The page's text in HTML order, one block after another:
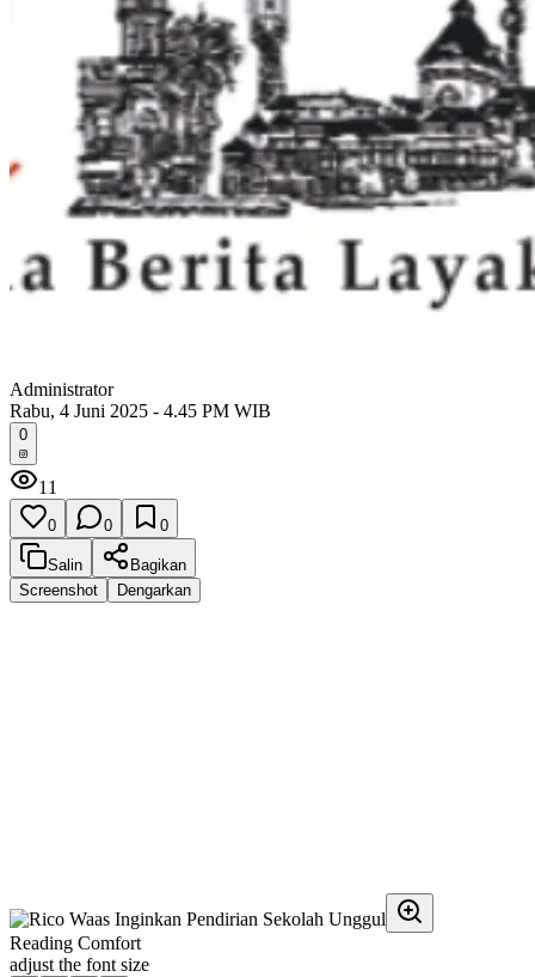
Administrator
Rabu, 4 Juni 2025 - 4.45 PM WIB
0
11
0 0 0
Salin
Bagikan
Screenshot
Dengarkan
Reading Comfort
adjust the font size